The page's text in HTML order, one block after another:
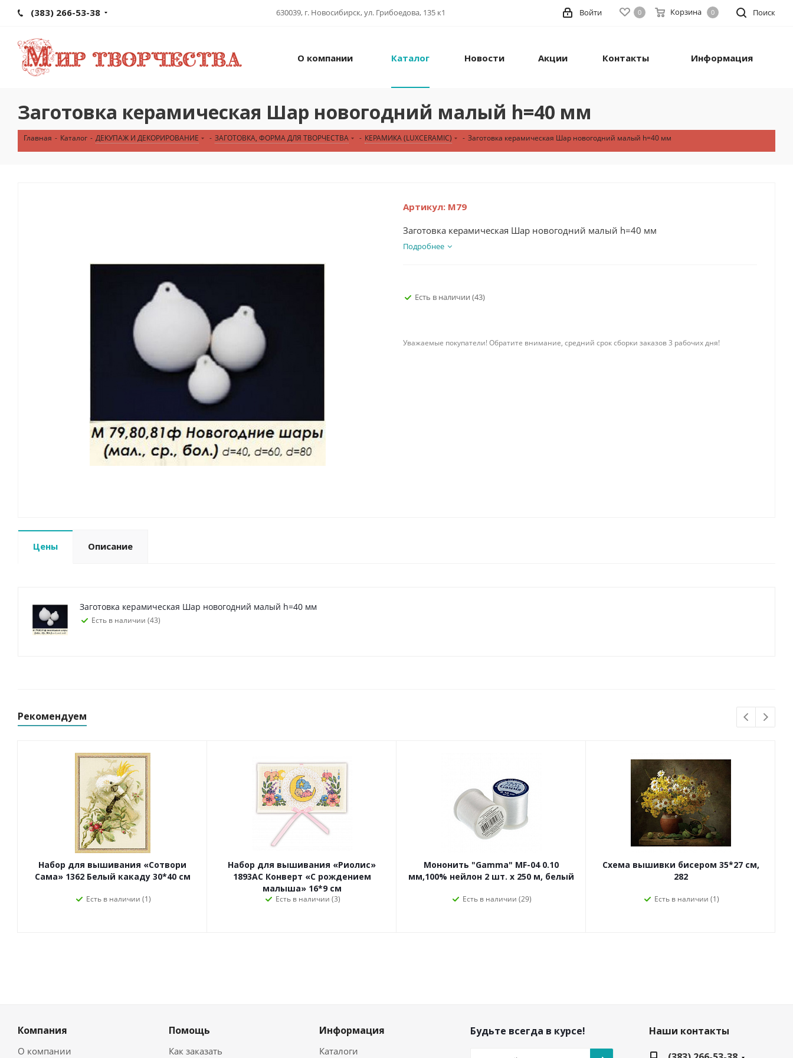
(383) 266-53-38 630039, г. Новосибирск, ул. Грибоедова, 135 к1 Поиск
0 Корзина 0
Войти
О компании Каталог Новости Акции Контакты Информация
Заготовка керамическая Шар новогодний малый h=40 мм
Главная - Каталог - ДЕКУПАЖ И ДЕКОРИРОВАНИЕ - ЗАГОТОВКА, ФОРМА ДЛЯ ТВОРЧЕСТВА - КЕРАМИКА (LUXCERAMIC) - Заготовка керамическая Шар новогодний малый h=40 мм
Артикул: М79
Заготовка керамическая Шар новогодний малый h=40 мм
Подробнее
Есть в наличии (43)
Уважаемые покупатели! Обратите внимание, средний срок сборки заказов 3 рабочих дня!
Цены Описание
Заготовка керамическая Шар новогодний малый h=40 мм
Есть в наличии (43)
Рекомендуем
Набор для вышивания «Сотвори
Сама» 1362 Белый какаду 30*40 см
Есть в наличии (1)
Набор для вышивания «Риолис»
1893АС Конверт «С рождением
малыша» 16*9 см
Есть в наличии (3)
Мононить "Gamma" MF-04 0.10
мм,100% нейлон 2 шт. х 250 м, белый
Есть в наличии (29)
Схема вышивки бисером 35*27 см,
282
Есть в наличии (1)
Компания
О компании
Помощь
Как заказать
Информация
Каталоги
Будьте всегда в курсе!
Наши контакты